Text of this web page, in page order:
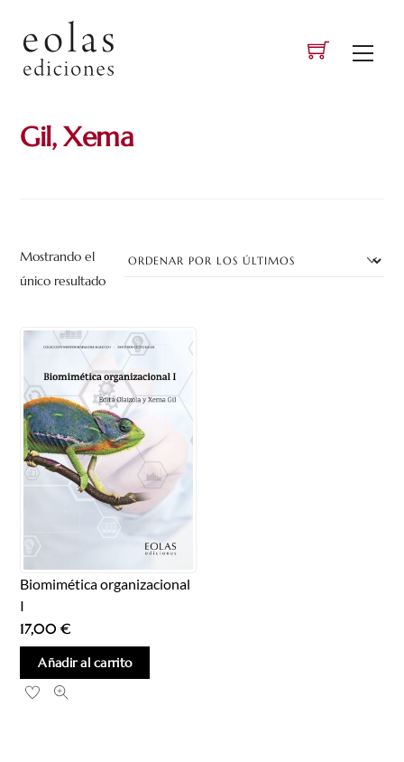
content
Gil, Xema
Mostrando el
único resultado
Biomimética organizacional
I
17,00€
Añadir al carrito